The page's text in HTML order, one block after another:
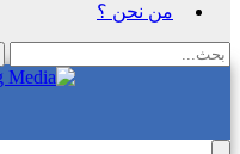
من نحن ؟